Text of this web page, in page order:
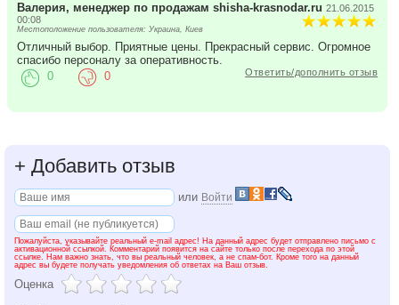
Валерия, менеджер по продажам shisha-krasnodar.ru 21.06.2015
00:08
Местоположение пользователя: Украина, Киев
Отличный выбор. Приятные цены. Прекрасный сервис. Огромное
спасибо персоналу за оперативность.
Ответить/дополнить отзыв
0 0
+ Добавить отзыв
или Войти
Пожалуйста, указывайте реальный e-mail адрес! На данный адрес будет отправлено письмо с
активационной ссылкой. Комментарий появится на сайте только после перехода по этой
ссылке. Нам важно знать, что вы реальный человек, а не спам-бот. Кроме того на данный
адрес вы будете получать уведомления об ответах на Ваш отзыв.
Оценка